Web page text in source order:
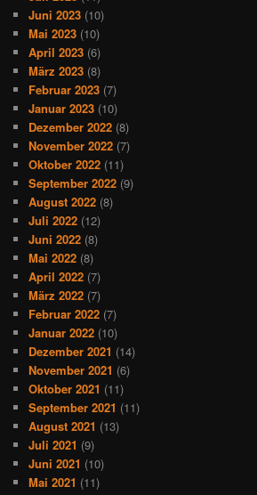
Juni 2023 (10)
Mai 2023 (10)
April 2023 (6)
März 2023 (8)
Februar 2023 (7)
Januar 2023 (10)
Dezember 2022 (8)
November 2022 (7)
Oktober 2022 (11)
September 2022 (9)
August 2022 (8)
Juli 2022 (12)
Juni 2022 (8)
Mai 2022 (8)
April 2022 (7)
März 2022 (7)
Februar 2022 (7)
Januar 2022 (10)
Dezember 2021 (14)
November 2021 (6)
Oktober 2021 (11)
September 2021 (11)
August 2021 (13)
Juli 2021 (9)
Juni 2021 (10)
Mai 2021 (11)